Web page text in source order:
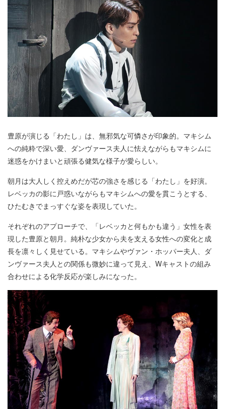
豊原が演じる「わたし」は、無邪気な可憐さが印象的。マキシム
への純粋で深い愛、ダンヴァース夫人に怯えながらもマキシムに
迷惑をかけまいと頑張る健気な様子が愛らしい。
朝月は大人しく控えめだが芯の強さを感じる「わたし」を好演。
レベッカの影に戸惑いながらもマキシムへの愛を貫こうとする、
ひたむきでまっすぐな姿を表現していた。
それぞれのアプローチで、「レベッカと何もかも違う」女性を表
現した豊原と朝月。純朴な少女から夫を支える女性への変化と成
長を凛々しく見せている。マキシムやヴァン・ホッパー夫人、ダ
ンヴァース夫人との関係も微妙に違って見え、Wキャストの組み
合わせによる化学反応が楽しみになった。